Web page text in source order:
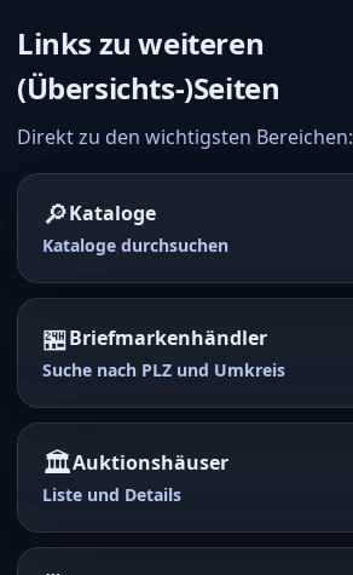
Links zu weiteren
(Übersichts-)Seiten
Direkt zu den wichtigsten Bereichen:
🔎Kataloge
Kataloge durchsuchen
🏪Briefmarkenhändler
Suche nach PLZ und Umkreis
🏛️Auktionshäuser
Liste und Details